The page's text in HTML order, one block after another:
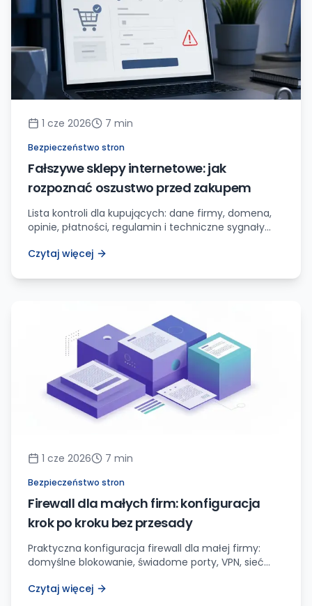
1 cze 2026 7 min
Bezpieczeństwo stron
Fałszywe sklepy internetowe: jak
rozpoznać oszustwo przed zakupem
Lista kontroli dla kupujących: dane firmy, domena,
opinie, płatności, regulamin i techniczne sygnały
internetowy przed zakupem.
Czytaj więcej
1 cze 2026 7 min
Bezpieczeństwo stron
Firewall dla małych firm: konfiguracja
krok po kroku bez przesady
Praktyczna konfiguracja firewall dla małej firmy:
domyślne blokowanie, świadome porty, VPN, sieć
Czytaj więcej